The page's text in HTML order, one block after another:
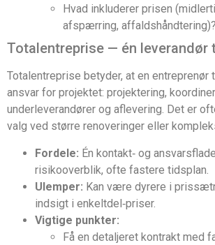
Hvad inkluderer prisen
afspærring, affaldshåndtering)?
Totalentreprise — én leverandør
Totalentreprise betyder, at en entreprenør
ansvar for projektet: projektering,
underleverandører og aflevering. Det er
valg ved større renoveringer eller
Fordele: Én kontakt‑ og
risikooverblik, ofte fastere tidsplan.
Ulemper: Kan være dyrere i
indsigt i enkeltdel‑priser.
Vigtige punkter:
Få en detaljeret kontrakt med